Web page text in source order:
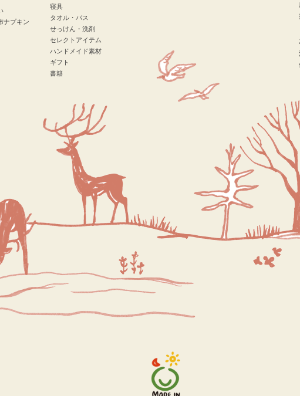
ナプキン
寝具
タオル・バス
せっけん・洗剤
セレクトアイテム
ハンドメイド素材
ギフト
書籍